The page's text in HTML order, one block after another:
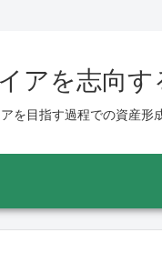
アを志向
を目指す過程での資産